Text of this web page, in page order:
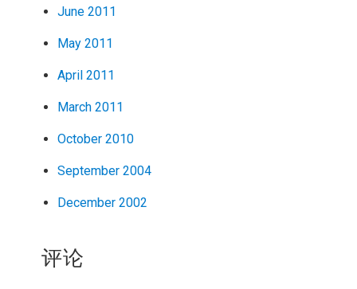
June 2011
May 2011
April 2011
March 2011
October 2010
September 2004
December 2002
评论